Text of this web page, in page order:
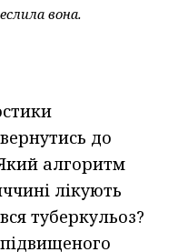
вона.
до
алгоритм
лікують
туберкульоз?